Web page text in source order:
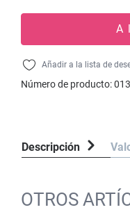
A
Añadir a la lista de
Número de producto:
Descripción
OTROS